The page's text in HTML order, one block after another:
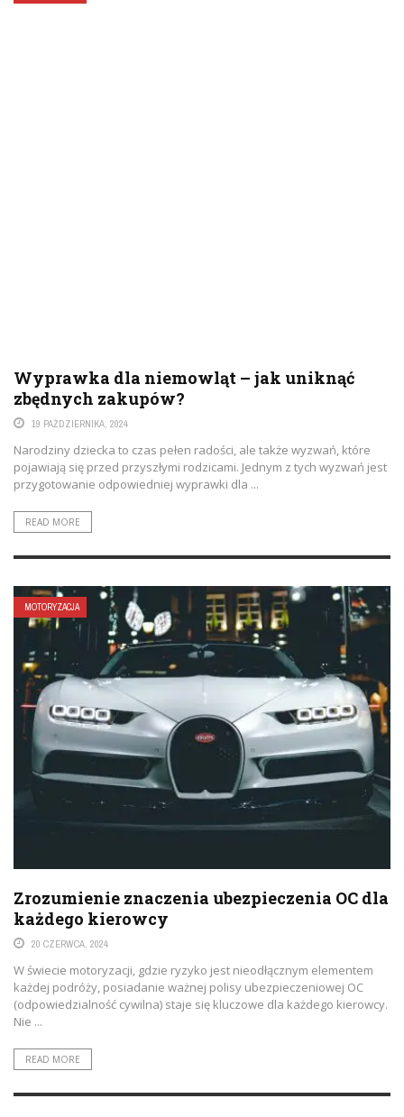
Wyprawka dla niemowląt – jak uniknąć
zbędnych zakupów?
19 PAŹDZIERNIKA, 2024
Narodziny dziecka to czas pełen radości, ale także wyzwań, które
pojawiają się przed przyszłymi rodzicami. Jednym z tych wyzwań jest
przygotowanie odpowiedniej wyprawki dla ...
READ MORE
MOTORYZACJA
Zrozumienie znaczenia ubezpieczenia OC dla
każdego kierowcy
20 CZERWCA, 2024
W świecie motoryzacji, gdzie ryzyko jest nieodłącznym elementem
każdej podróży, posiadanie ważnej polisy ubezpieczeniowej OC
(odpowiedzialność cywilna) staje się kluczowe dla każdego kierowcy.
Nie ...
READ MORE